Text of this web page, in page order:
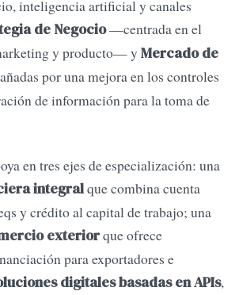
inteligencia artificial y canales
de Negocio—centrada en el
y producto— y Mercado de
por una mejora en los controles
de información para la toma de
en tres ejes de especialización: una
integralque combina cuenta
y crédito al capital de trabajo; una
exteriorque ofrece
para exportadores e
digitales basadas en APIs,